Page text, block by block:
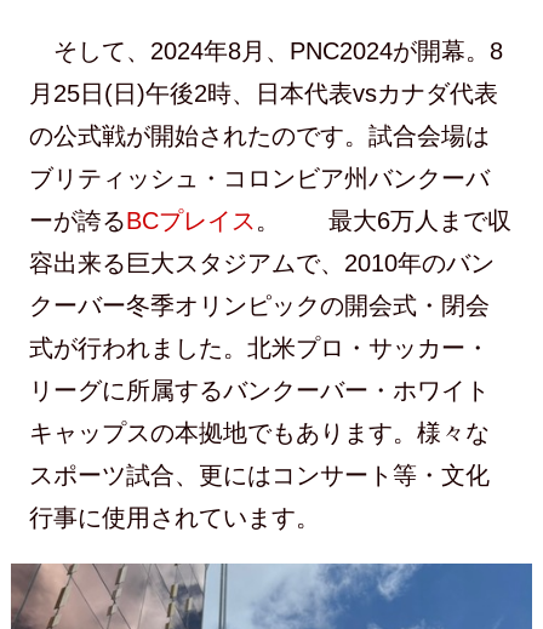
そして、2024年8月、PNC2024が開幕。8
月25日(日)午後2時、日本代表vsカナダ代表
の公式戦が開始されたのです。試合会場は
ブリティッシュ・コロンビア州バンクーバ
ーが誇るBCプレイス 。 最大6万人まで収
容出来る巨大スタジアムで、2010年のバン
クーバー冬季オリンピックの開会式・閉会
式が行われました。北米プロ・サッカー・
リーグに所属するバンクーバー・ホワイト
キャップスの本拠地でもあります。様々な
スポーツ試合、更にはコンサート等・文化
行事に使用されています。